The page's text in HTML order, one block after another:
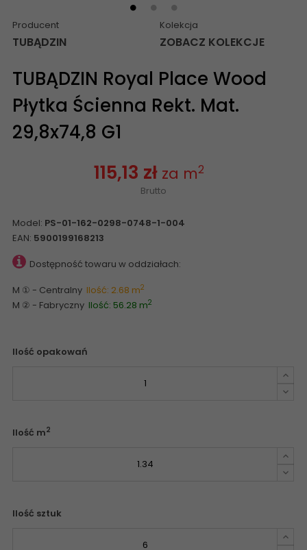
Producent
TUBĄDZIN
Kolekcja
ZOBACZ KOLEKCJE
TUBĄDZIN Royal Place Wood
Płytka Ścienna Rekt. Mat.
29,8x74,8 G1
115,13 zł za m2
Brutto
Model: PS-01-162-0298-0748-1-004
EAN: 5900199168213
Dostępność towaru w oddziałach:
M ① - Centralny Ilość: 2.68 m2
M ② - Fabryczny Ilość: 56.28 m2
Ilość opakowań
Ilość m2
Ilość sztuk